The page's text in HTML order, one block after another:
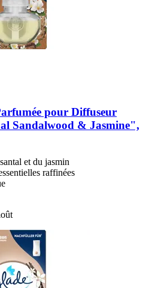
pour Diffuseur
Sandalwood & Jasmine",
et du jasmin
raffinées